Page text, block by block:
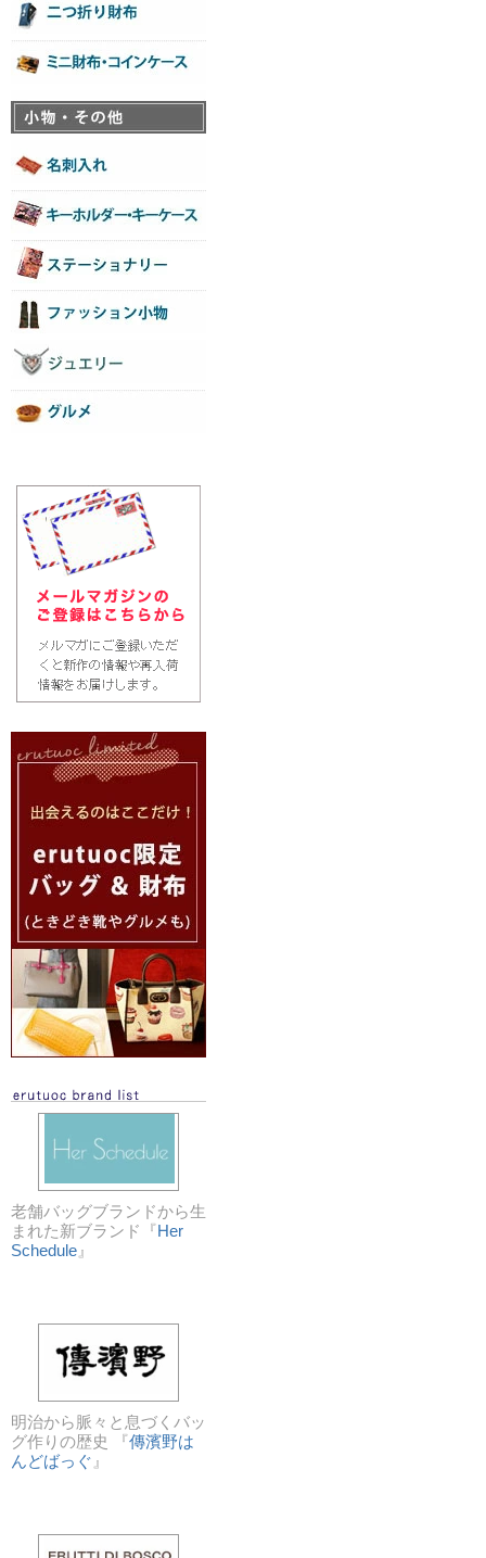
老舗バッグブランドから生
まれた新ブランド『Her
Schedule 』
明治から脈々と息づくバッ
グ作りの歴史 『傳濱野は
んどばっぐ 』